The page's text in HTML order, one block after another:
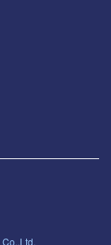
Co.,Ltd.